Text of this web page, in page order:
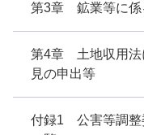
第3章 鉱業等に係
第4章 土地収用法
見の申出等
付録1 公害等調整